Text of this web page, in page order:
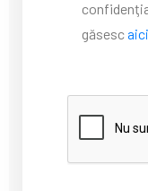
găsescaici